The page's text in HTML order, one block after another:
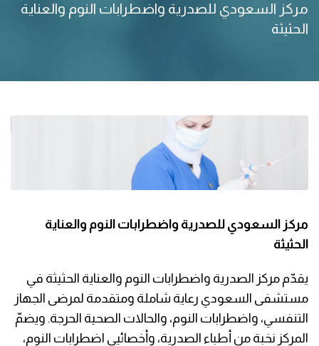
مركز السعودي للصدرية واضطرابات النوم والعناية
الحثيثة
مركز السعودي للصدرية واضطرابات النوم والعناية
الحثيثة
يقدّم مركز الصدرية واضطرابات النوم والعناية الحثيثة في
مستشفى السعودي رعاية شاملة ومتقدمة لمرضى الجهاز
التنفسي، واضطرابات النوم، والحالات الصحية الحرجة. ويضمّ
المركز نخبة من أطباء الصدرية، وأخصائيي اضطرابات النوم،